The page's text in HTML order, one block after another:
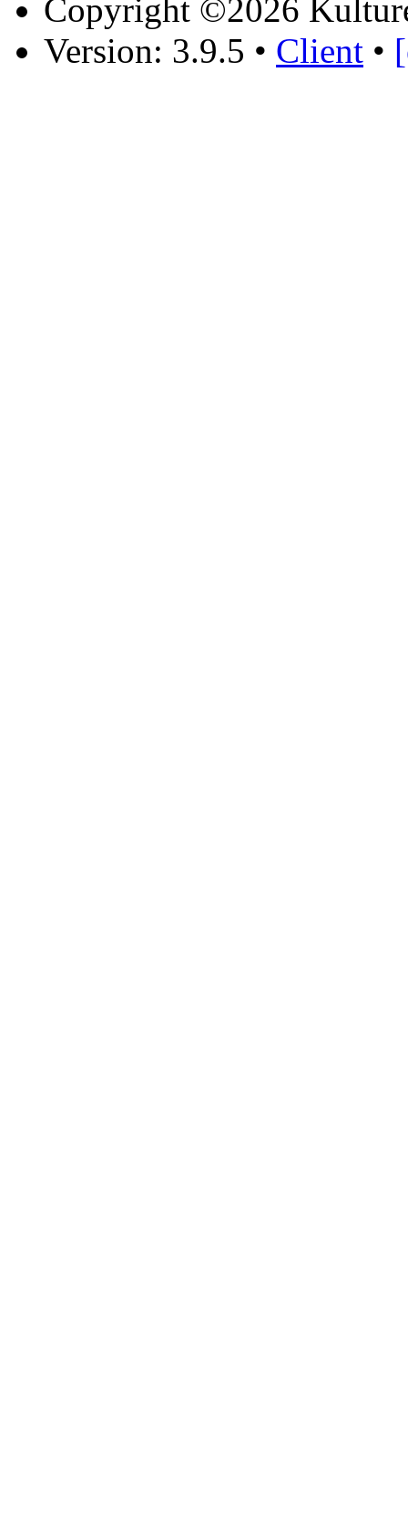
Copyright ©2026
Version: 3.9.5 • Client •